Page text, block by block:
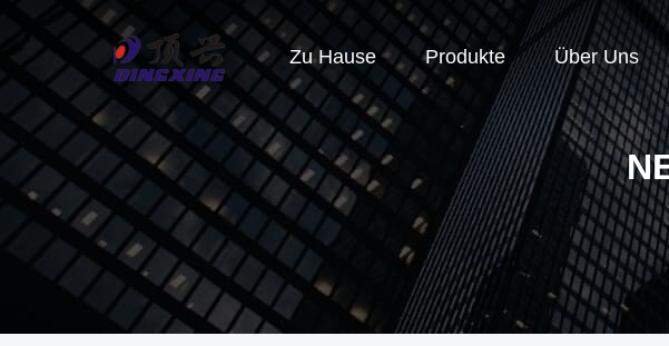
Zu Hause Produkte Über Uns